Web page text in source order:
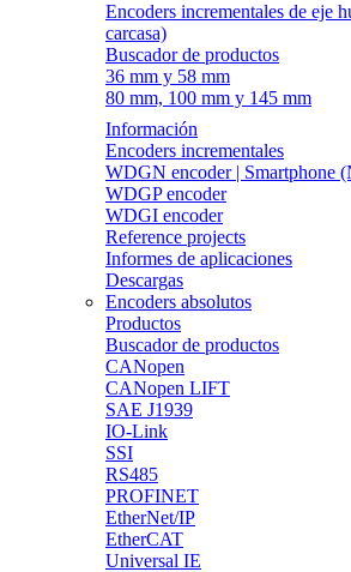
Encoders incrementales de eje
carcasa)
Buscador de productos
36 mm y 58 mm
80 mm, 100 mm y 145 mm
Información
Encoders incrementales
WDGN encoder | Smartphone
WDGP encoder
WDGI encoder
Reference projects
Informes de aplicaciones
Descargas
Encoders absolutos
Productos
Buscador de productos
CANopen
CANopen LIFT
SAE J1939
IO-Link
SSI
RS485
PROFINET
EtherNet/IP
EtherCAT
Universal IE